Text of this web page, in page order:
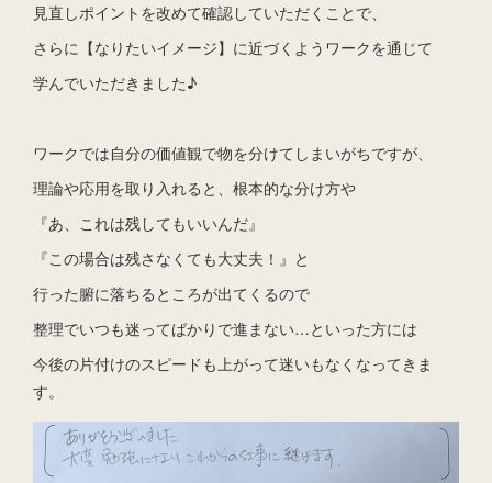
見直しポイントを改めて確認していただくことで、
さらに【なりたいイメージ】に近づくようワークを通じて
学んでいただきました♪
ワークでは自分の価値観で物を分けてしまいがちですが、
理論や応用を取り入れると、根本的な分け方や
『あ、これは残してもいいんだ』
『この場合は残さなくても大丈夫！』と
行った腑に落ちるところが出てくるので
整理でいつも迷ってばかりで進まない…といった方には
今後の片付けのスピードも上がって迷いもなくなってきま
す。